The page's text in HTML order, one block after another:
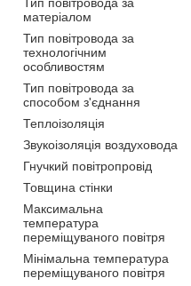
матеріалом
Тип повітровода за
технологічним
особливостям
Тип повітровода за
способом з'єднання
Теплоізоляція
Звукоізоляція воздуховода
Гнучкий повітропровід
Товщина стінки
Максимальна
температура
переміщуваного повітря
Мінімальна температура
переміщуваного повітря